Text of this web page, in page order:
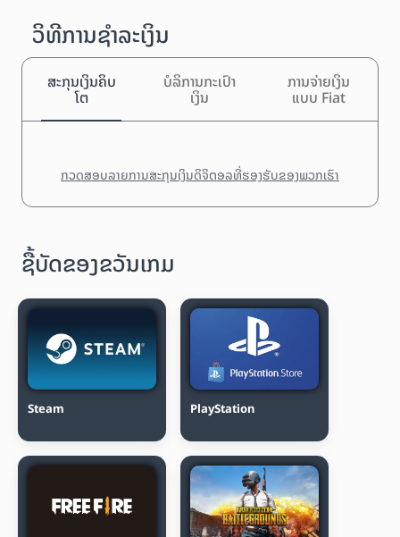
ວິທີການຊຳລະເງິນ
ສະກຸນເງິນຄິບ
ໂຕ
ບໍລິການກະເປົາ
ເງິນ
ການຈ່າຍເງິນ
ແບບ Fiat
ກວດສອບລາຍການສະກຸນເງິນດິຈິຕອລທີ່ຮອງຮັບຂອງພວກເຮົາ
ຊື້ບັດຂອງຂວັນເກມ
Steam PlayStation